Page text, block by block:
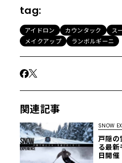
tag:
アイドロン カウンタック ス
メイクアップ
ランボルギーニ
関連記事
SNOW
戸隠の
る最新
日開催